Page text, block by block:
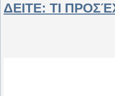
ΔΕΙΤΕ: ΤΙ